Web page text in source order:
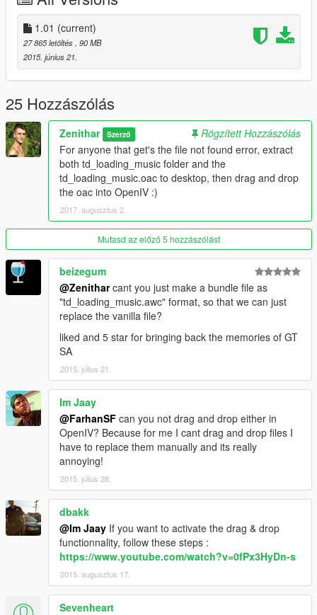
1.01 (current)
27 865 letöltés , 90 MB
2015. június 21.
25 Hozzászólás
Zenithar Szerző
Rögzített Hozzászólás
For anyone that get's the file not found error, extract
both td_loading_music folder and the
td_loading_music.oac to desktop, then drag and drop
the oac into OpenIV :)
2017. augusztus 2.
Mutasd az előző 5 hozzászólást
beizegum
@Zenitharcant you just make a bundle file as
"td_loading_music.awc" format, so that we can just
replace the vanilla file?
liked and 5 star for bringing back the memories of GT
SA
2015. július 21.
Im Jaay
@FarhanSF can you not drag and drop either in
OpenIV? Because for me I cant drag and drop files I
have to replace them manually and its really
annoying!
2015. július 28.
dbakk
@Im Jaay If you want to activate the drag & drop
functionnality, follow these steps :
https://www.youtube.com/watch?v=0fPx3HyDn-s
2015. augusztus 17.
Sevenheart